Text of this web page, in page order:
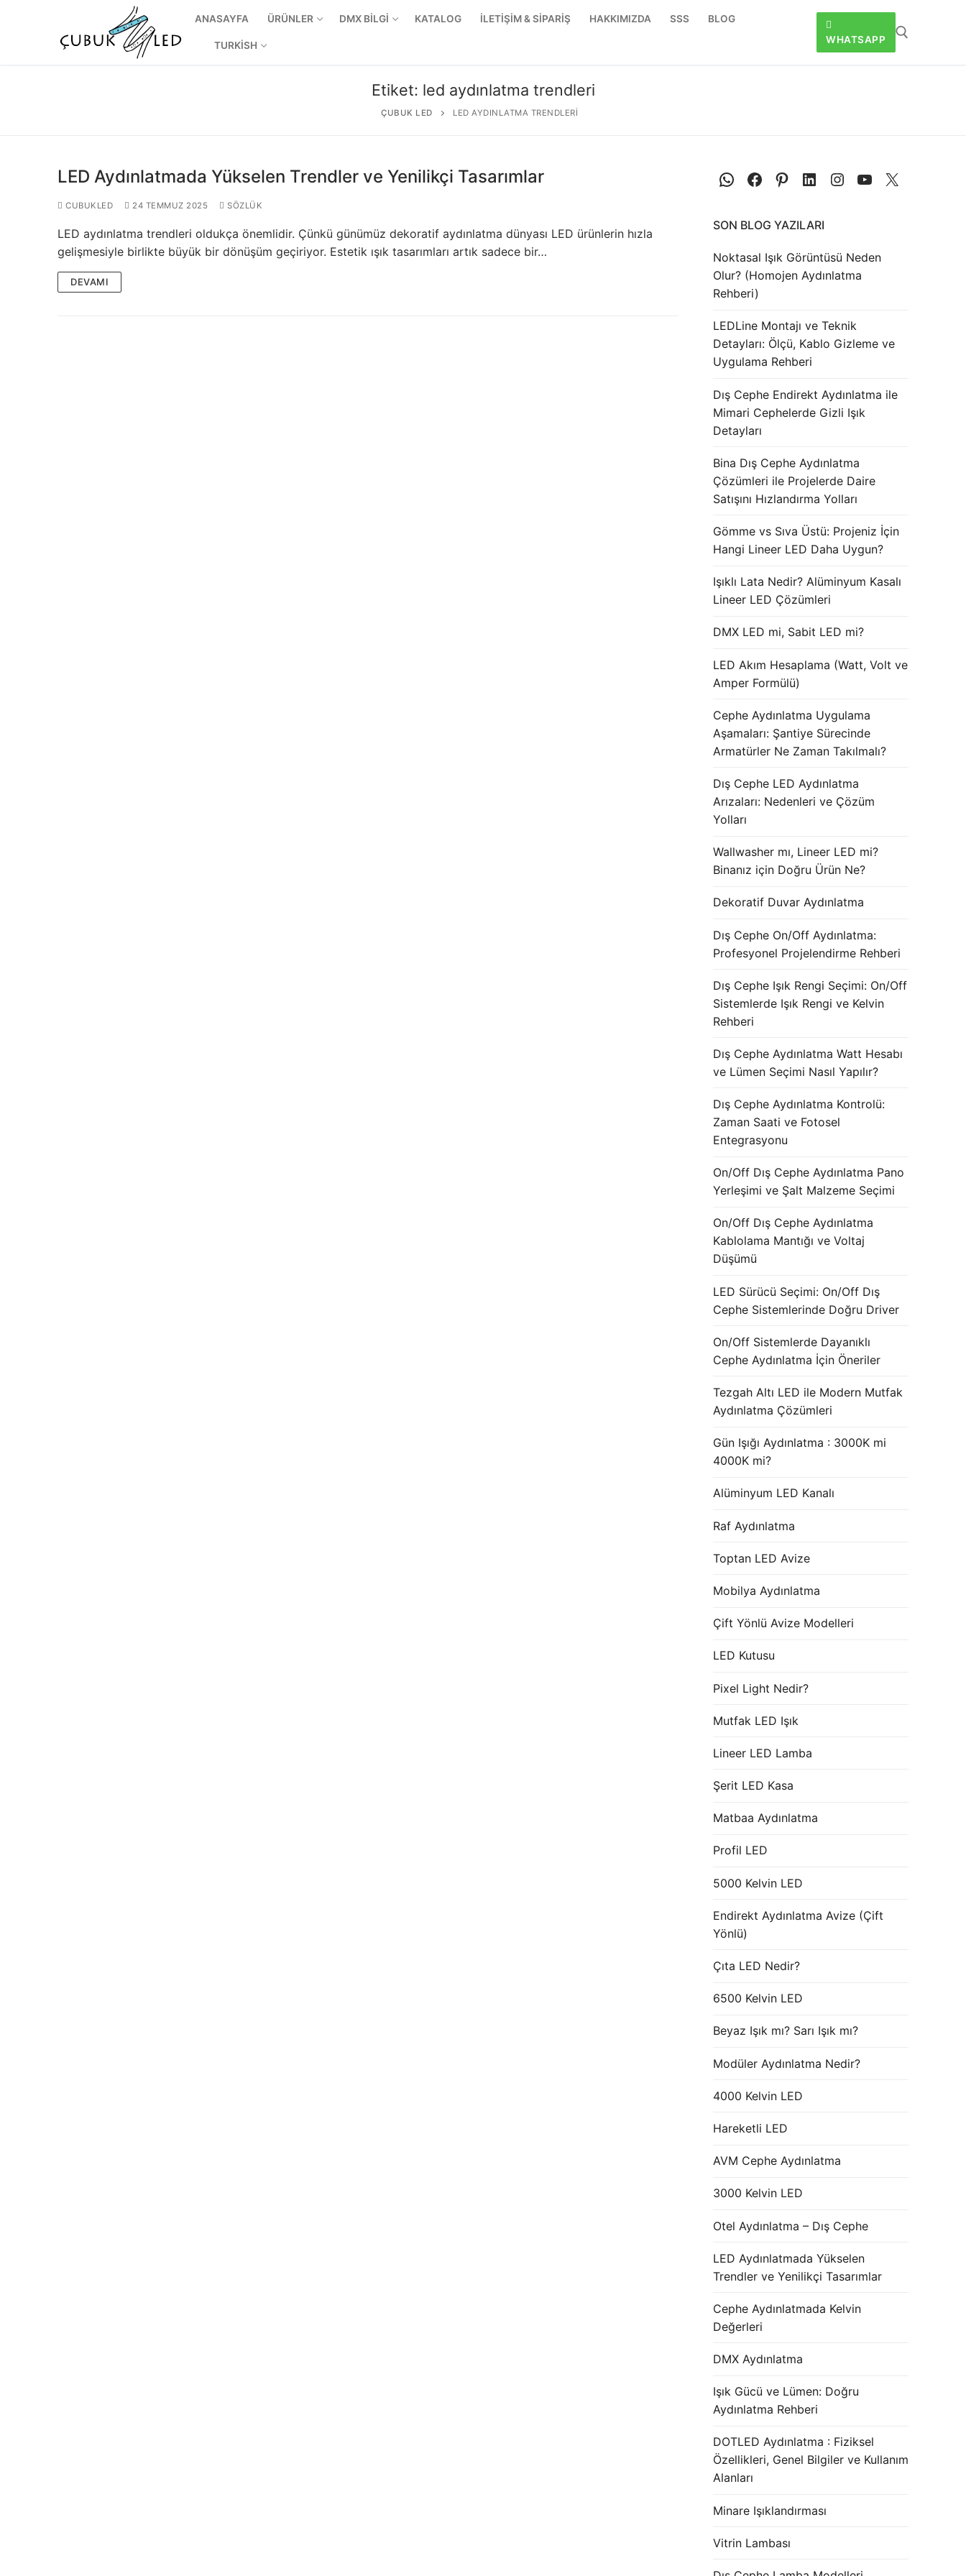
ANASAYFA ÜRÜNLER DMX BİLGİ KATALOG İLETİŞİM & SİPARİŞ HAKKIMIZDA SSS BLOG
TURKISH WHATSAPP
ANASAYFA
Etiket: led aydınlatma trendleri
ÇUBUK LED LED AYDINLATMA TRENDLERI
LED Aydınlatmada Yükselen Trendler ve Yenilikçi Tasarımlar
CUBUKLED 24 TEMMUZ 2025 SÖZLÜK
LED aydınlatma trendleri oldukça önemlidir. Çünkü günümüz dekoratif aydınlatma dünyası LED ürünlerin hızla
gelişmesiyle birlikte büyük bir dönüşüm geçiriyor. Estetik ışık tasarımları artık sadece bir…
DEVAMI
SON BLOG YAZILARI
Noktasal Işık Görüntüsü Neden
Olur? (Homojen Aydınlatma
Rehberi)
LEDLine Montajı ve Teknik
Detayları: Ölçü, Kablo Gizleme ve
Uygulama Rehberi
Dış Cephe Endirekt Aydınlatma ile
Mimari Cephelerde Gizli Işık
Detayları
Bina Dış Cephe Aydınlatma
Çözümleri ile Projelerde Daire
Satışını Hızlandırma Yolları
Gömme vs Sıva Üstü: Projeniz İçin
Hangi Lineer LED Daha Uygun?
Işıklı Lata Nedir? Alüminyum Kasalı
Lineer LED Çözümleri
DMX LED mi, Sabit LED mi?
LED Akım Hesaplama (Watt, Volt ve
Amper Formülü)
Cephe Aydınlatma Uygulama
Aşamaları: Şantiye Sürecinde
Armatürler Ne Zaman Takılmalı?
Dış Cephe LED Aydınlatma
Arızaları: Nedenleri ve Çözüm
Yolları
Wallwasher mı, Lineer LED mi?
Binanız için Doğru Ürün Ne?
Dekoratif Duvar Aydınlatma
Dış Cephe On/Off Aydınlatma:
Profesyonel Projelendirme Rehberi
Dış Cephe Işık Rengi Seçimi: On/Off
Sistemlerde Işık Rengi ve Kelvin
Rehberi
Dış Cephe Aydınlatma Watt Hesabı
ve Lümen Seçimi Nasıl Yapılır?
Dış Cephe Aydınlatma Kontrolü:
Zaman Saati ve Fotosel
Entegrasyonu
On/Off Dış Cephe Aydınlatma Pano
Yerleşimi ve Şalt Malzeme Seçimi
On/Off Dış Cephe Aydınlatma
Kablolama Mantığı ve Voltaj
Düşümü
LED Sürücü Seçimi: On/Off Dış
Cephe Sistemlerinde Doğru Driver
On/Off Sistemlerde Dayanıklı
Cephe Aydınlatma İçin Öneriler
Tezgah Altı LED ile Modern Mutfak
Aydınlatma Çözümleri
Gün Işığı Aydınlatma : 3000K mi
4000K mi?
Alüminyum LED Kanalı
Raf Aydınlatma
Toptan LED Avize
Mobilya Aydınlatma
Çift Yönlü Avize Modelleri
LED Kutusu
Pixel Light Nedir?
Mutfak LED Işık
Lineer LED Lamba
Şerit LED Kasa
Matbaa Aydınlatma
Profil LED
5000 Kelvin LED
Endirekt Aydınlatma Avize (Çift
Yönlü)
Çıta LED Nedir?
6500 Kelvin LED
Beyaz Işık mı? Sarı Işık mı?
Modüler Aydınlatma Nedir?
4000 Kelvin LED
Hareketli LED
AVM Cephe Aydınlatma
3000 Kelvin LED
Otel Aydınlatma – Dış Cephe
LED Aydınlatmada Yükselen
Trendler ve Yenilikçi Tasarımlar
Cephe Aydınlatmada Kelvin
Değerleri
DMX Aydınlatma
Işık Gücü ve Lümen: Doğru
Aydınlatma Rehberi
DOTLED Aydınlatma : Fiziksel
Özellikleri, Genel Bilgiler ve Kullanım
Alanları
Minare Işıklandırması
Vitrin Lambası